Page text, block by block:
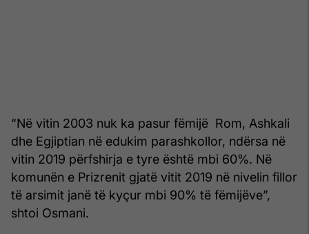
“Në vitin 2003 nuk ka pasur fëmijë Rom, Ashkali
dhe Egjiptian në edukim parashkollor, ndërsa në
vitin 2019 përfshirja e tyre është mbi 60%. Në
komunën e Prizrenit gjatë vitit 2019 në nivelin fillor
të arsimit janë të kyçur mbi 90% të fëmijëve”,
shtoi Osmani.